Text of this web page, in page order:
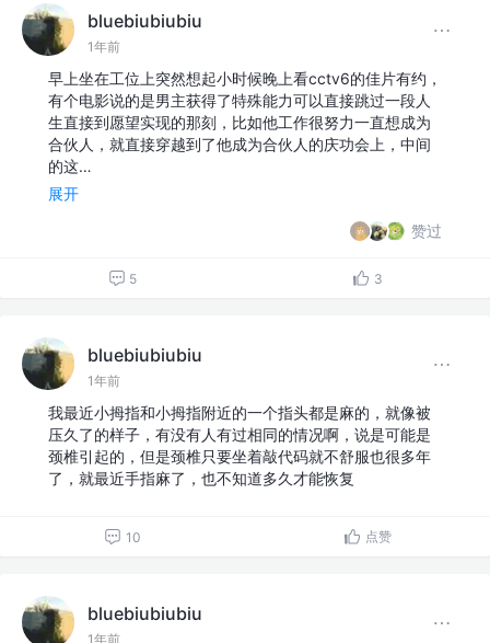
bluebiubiubiu
1年前
早上坐在工位上突然想起小时候晚上看cctv6的佳片有约，
有个电影说的是男主获得了特殊能力可以直接跳过一段人
生直接到愿望实现的那刻，比如他工作很努力一直想成为
合伙人，就直接穿越到了他成为合伙人的庆功会上，中间
的这…
展开
赞过
5 3
bluebiubiubiu
1年前
我最近小拇指和小拇指附近的一个指头都是麻的，就像被
压久了的样子，有没有人有过相同的情况啊，说是可能是
颈椎引起的，但是颈椎只要坐着敲代码就不舒服也很多年
了，就最近手指麻了，也不知道多久才能恢复
10 点赞
bluebiubiubiu
1年前